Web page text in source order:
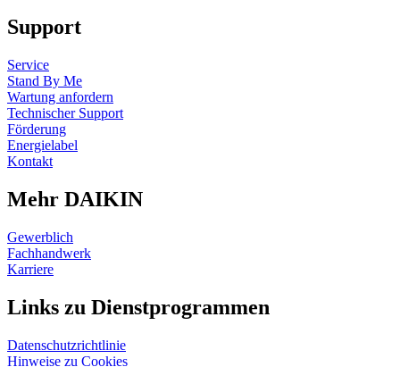
Support
Service
Stand By Me
Wartung anfordern
Technischer Support
Förderung
Energielabel
Kontakt
Mehr DAIKIN
Gewerblich
Fachhandwerk
Karriere
Links zu Dienstprogrammen
Datenschutzrichtlinie
Hinweise zu Cookies